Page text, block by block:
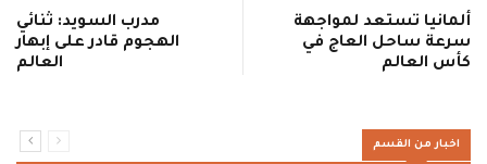
ألمانيا تستعد لمواجهة
سرعة ساحل العاج في
كأس العالم
مدرب السويد: ثنائي
الهجوم قادر على إبهار
العالم
اخبار من القسم